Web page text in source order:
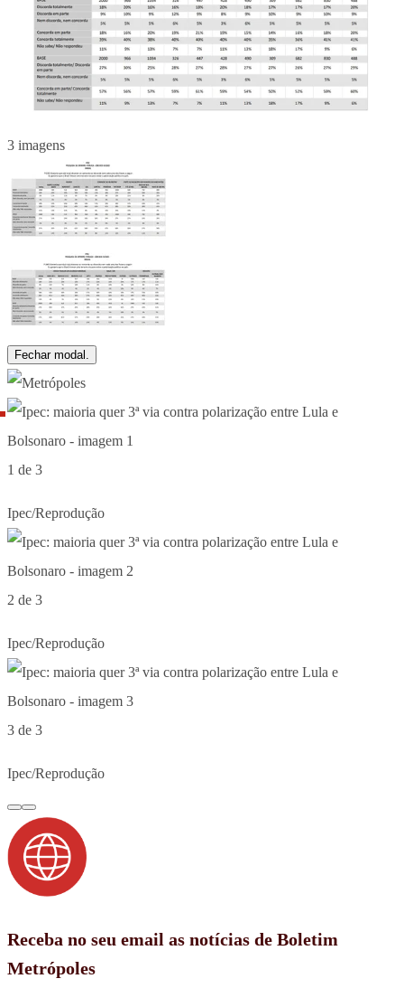
3 imagens
Fechar modal.
1 de 3
Ipec/Reprodução
2 de 3
Ipec/Reprodução
3 de 3
Ipec/Reprodução
Receba no seu email as notícias de Boletim
Metrópoles